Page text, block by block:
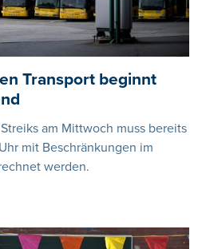
Transport beginnt
am Mittwoch muss bereits
mit Beschränkungen im
werden.